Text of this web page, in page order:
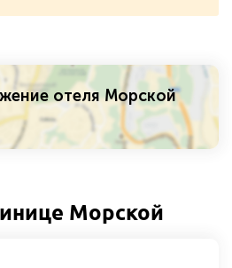
отеля Морской
Морской